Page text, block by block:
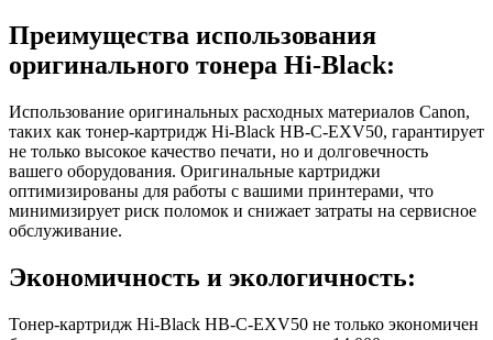
Преимущества использования
оригинального тонера Hi-Black:
Использование оригинальных расходных материалов Canon,
таких как тонер-картридж Hi-Black HB-C-EXV50, гарантирует
не только высокое качество печати, но и долговечность
вашего оборудования. Оригинальные картриджи
оптимизированы для работы с вашими принтерами, что
минимизирует риск поломок и снижает затраты на сервисное
обслуживание.
Экономичность и экологичность:
Тонер-картридж Hi-Black HB-C-EXV50 не только экономичен